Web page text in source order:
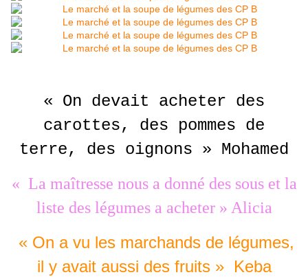
« On devait acheter des
carottes, des pommes de
terre, des oignons » Mohamed
« La maîtresse nous a donné des sous et la
liste des légumes a acheter » Alicia
« On a vu les marchands de légumes,
il y avait aussi des fruits » Keba